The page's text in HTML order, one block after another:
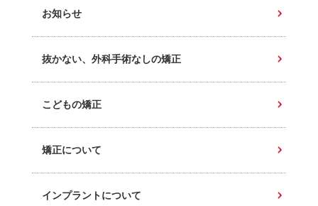
お知らせ
抜かない、外科手術なしの矯正
こどもの矯正
矯正について
インプラントについて